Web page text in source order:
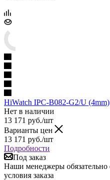
HiWatch IPC-B082-G2/U (4mm)
Нет в наличии
13 171 руб./шт
Варианты цен
13 171 руб./шт
Подробности
Под заказ
Наши менеджеры обязательно
условия заказа